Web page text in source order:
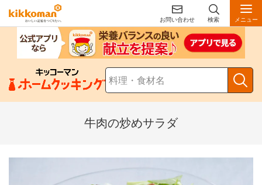
お問い合わせ 検索 メニュー
牛肉の炒めサラダ